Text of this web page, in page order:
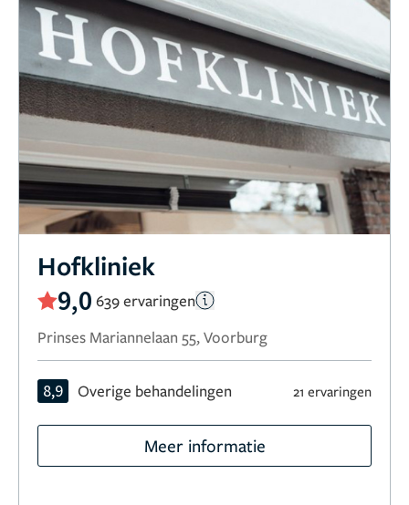
Hofkliniek
9,0 639 ervaringen
Prinses Mariannelaan 55, Voorburg
8,9 Overige behandelingen 21 ervaringen
Meer informatie